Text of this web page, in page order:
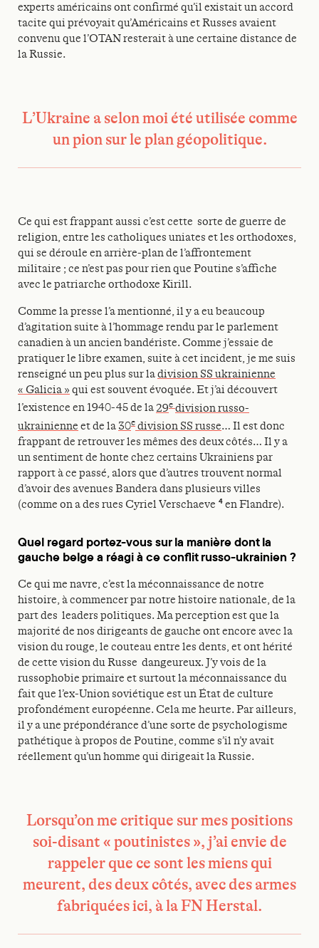
experts américains ont confirmé qu’il existait un accord
tacite qui prévoyait qu’Américains et Russes avaient
convenu que l’OTAN resterait à une certaine distance de
la Russie.
L’Ukraine a selon moi été utilisée comme
un pion sur le plan géopolitique.
Ce qui est frappant aussi c’est cette sorte de guerre de
religion, entre les catholiques uniates et les orthodoxes,
qui se déroule en arrière-plan de l’affrontement
militaire ; ce n’est pas pour rien que Poutine s’affiche
avec le patriarche orthodoxe Kirill.
Comme la presse l’a mentionné, il y a eu beaucoup
d’agitation suite à l’hommage rendu par le parlement
canadien à un ancien bandériste. Comme j’essaie de
pratiquer le libre examen, suite à cet incident, je me suis
renseigné un peu plus sur ladivision SS ukrainienne
« Galicia » qui est souvent évoquée. Et j’ai découvert
l’existence en 1940-45 de la29e division russo-
ukrainienne et de la 30e division SS russe… Il est donc
frappant de retrouver les mêmes des deux côtés… Il y a
un sentiment de honte chez certains Ukrainiens par
rapport à ce passé, alors que d’autres trouvent normal
d’avoir des avenues Bandera dans plusieurs villes
(comme on a des rues Cyriel Verschaeve 4 en Flandre).
Quel regard portez-vous sur la manière dont la
gauche belge a réagi à ce conflit russo-ukrainien ?
Ce qui me navre, c’est la méconnaissance de notre
histoire, à commencer par notre histoire nationale, de la
part des leaders politiques. Ma perception est que la
majorité de nos dirigeants de gauche ont encore avec la
vision du rouge, le couteau entre les dents, et ont hérité
de cette vision du Russe dangeureux. J’y vois de la
russophobie primaire et surtout la méconnaissance du
fait que l’ex-Union soviétique est un État de culture
profondément européenne. Cela me heurte. Par ailleurs,
il y a une prépondérance d’une sorte de psychologisme
pathétique à propos de Poutine, comme s’il n’y avait
réellement qu’un homme qui dirigeait la Russie.
Lorsqu’on me critique sur mes positions
soi-disant « poutinistes », j’ai envie de
rappeler que ce sont les miens qui
meurent, des deux côtés, avec des armes
fabriquées ici, à la FN Herstal.